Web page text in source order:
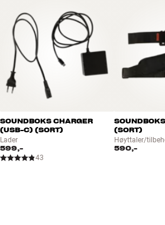
SOUNDBOKS CHARGER
(USB-C) (SORT)
Lader
599,-
43
(SORT)
Høyttaler/
590,-